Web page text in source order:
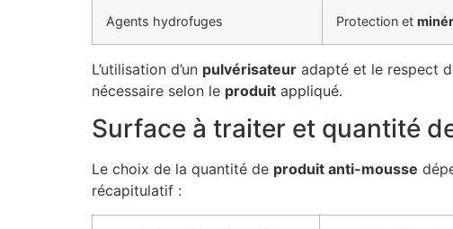
Agents hydrofuges Protection et
L’utilisation d’un pulvérisateur adapté et le respect
nécessaire selon le produit appliqué.
Surface à traiter et quantité
Le choix de la quantité de produit anti-mousse
récapitulatif :